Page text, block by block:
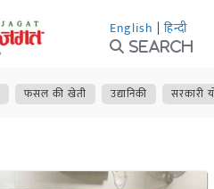
English | हिन्दी
Search
फसल की खेती उद्यानिकी सरकारी